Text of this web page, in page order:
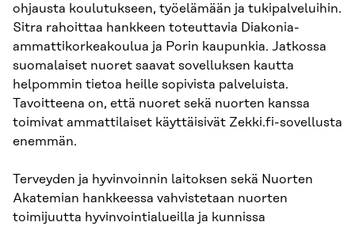
ohjausta koulutukseen, työelämään ja tukipalveluihin.
Sitra rahoittaa hankkeen toteuttavia Diakonia-
ammattikorkeakoulua ja Porin kaupunkia. Jatkossa
suomalaiset nuoret saavat sovelluksen kautta
helpommin tietoa heille sopivista palveluista.
Tavoitteena on, että nuoret sekä nuorten kanssa
toimivat ammattilaiset käyttäisivät Zekki.fi-sovellusta
enemmän.
Terveyden ja hyvinvoinnin laitoksen sekä Nuorten
Akatemian hankkeessa vahvistetaan nuorten
toimijuutta hyvinvointialueilla ja kunnissa